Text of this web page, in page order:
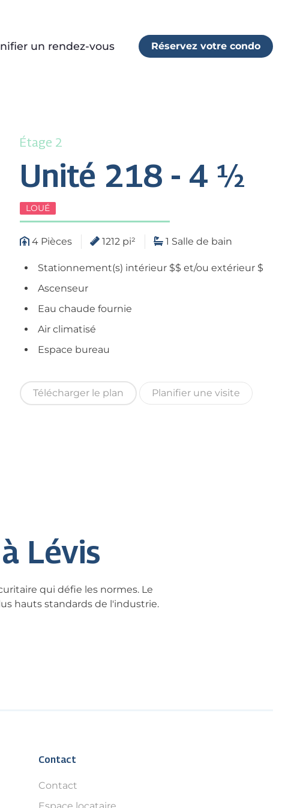
un rendez-vous Réservez votre condo
Étage 2
Unité 218 - 4 ½
LOUÉ
4 Pièces 1212 pi² 1 Salle de bain
Stationnement(s) intérieur $$ et/ou extérieur $
Ascenseur
Eau chaude fournie
Air climatisé
Espace bureau
Télécharger le plan Planifier une visite
Lévis
qui défie les normes. Le
hauts standards de l'industrie.
Contact
Contact